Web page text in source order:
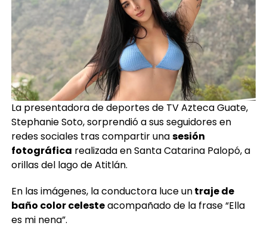
La presentadora de deportes de TV Azteca Guate,
Stephanie Soto, sorprendió a sus seguidores en
redes sociales tras compartir unasesión
fotográfica realizada en Santa Catarina Palopó, a
orillas del lago de Atitlán.
En las imágenes, la conductora luce untraje de
baño color celesteacompañado de la frase “Ella
es mi nena”.